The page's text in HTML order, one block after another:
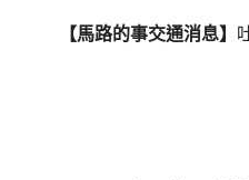
【馬路的事交通消息】